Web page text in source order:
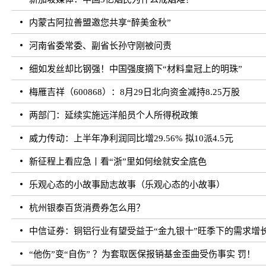
内蒙古阿拉善盟邀您共享“醉美金秋”
河南省委常委、副省长孙守刚被问责
细如发丝却比钢强！中国强度摘下“材料皇冠上的明珠”
梅雁吉祥（600868）：8月29日北向资金减持8.25万股
两部门：延续实施远洋船员个人所得税政策
威力传动：上半年净利润同比增29.56% 拟10派4.5元
新征程上看应急丨看“浙”里如何绘就安全底色
乐观心态的小故事励志故事（乐观心态的小故事）
杭州银泰百货消费券怎么用？
中信证券：铜铝行业有望受益于“金九银十”旺季下的需求增
“他伤”变“自伤” ？为套取医保报销基金歪曲受伤事实 罚！